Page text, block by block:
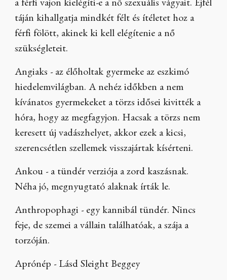
a férfi vajon kielégíti-e a nő szexuális vágyait. Éjfél
táján kihallgatja mindkét félt és ítéletet hoz a
férfi fölött, akinek ki kell elégítenie a nő
szükségleteit.
Angiaks - az élőholtak gyermeke az eszkimó
hiedelemvilágban. A nehéz időkben a nem
kívánatos gyermekeket a törzs idősei kivitték a
hóra, hogy az megfagyjon. Hacsak a törzs nem
keresett új vadászhelyet, akkor ezek a kicsi,
szerencsétlen szellemek visszajártak kísérteni.
Ankou - a tündér verziója a zord kaszásnak.
Néha jó, megnyugtató alaknak írták le.
Anthropophagi - egy kannibál tündér. Nincs
feje, de szemei a vállain találhatóak, a szája a
torzóján.
Aprónép - Lásd Sleight Beggey